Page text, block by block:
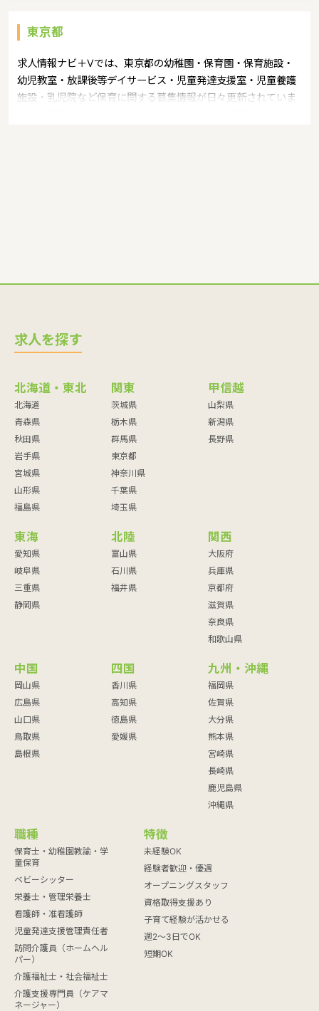
東京都
求人情報ナビ＋Vでは、東京都の幼稚園・保育園・保育施設・
幼児教室・放課後等デイサービス・児童発達支援室・児童養護
施設・乳児院など保育に関する募集情報が日々更新されていま
求人を探す
北海道・東北
北海道
青森県
秋田県
岩手県
宮城県
山形県
福島県
関東
茨城県
栃木県
群馬県
東京都
神奈川県
千葉県
埼玉県
甲信越
山梨県
新潟県
長野県
東海
愛知県
岐阜県
三重県
静岡県
北陸
富山県
石川県
福井県
関西
大阪府
兵庫県
京都府
滋賀県
奈良県
和歌山県
中国
岡山県
広島県
山口県
鳥取県
島根県
四国
香川県
高知県
徳島県
愛媛県
九州・沖縄
福岡県
佐賀県
大分県
熊本県
宮崎県
長崎県
鹿児島県
沖縄県
職種
保育士・幼稚園教諭・学
童保育
ベビーシッター
栄養士・管理栄養士
看護師・准看護師
児童発達支援管理責任者
訪問介護員（ホームヘル
パー）
介護福祉士・社会福祉士
介護支援専門員（ケアマ
ネージャー）
特徴
未経験OK
経験者歓迎・優遇
オープニングスタッフ
資格取得支援あり
子育て経験が活かせる
週2～3日でOK
短期OK